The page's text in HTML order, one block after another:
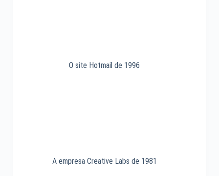
O site Hotmail de 1996
A empresa Creative Labs de 1981